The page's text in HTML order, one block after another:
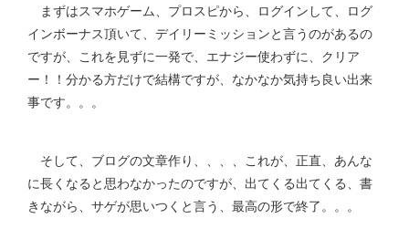
まずはスマホゲーム、プロスピから、ログインして、ログ
インボーナス頂いて、デイリーミッションと言うのがあるの
ですが、これを見ずに一発で、エナジー使わずに、クリア
ー！！分かる方だけで結構ですが、なかなか気持ち良い出来
事です。。。
そして、ブログの文章作り、、、、これが、正直、あんな
に長くなると思わなかったのですが、出てくる出てくる、書
きながら、サゲが思いつくと言う、最高の形で終了。。。